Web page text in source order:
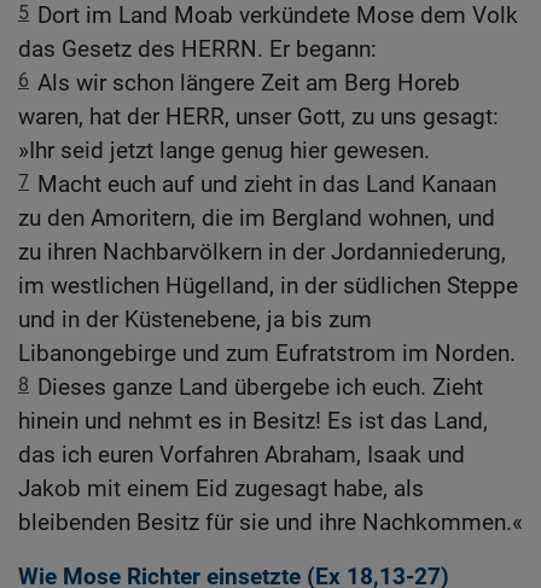
5 Dort im Land Moab verkündete Mose dem Volk
das Gesetz des HERRN. Er begann:
6 Als wir schon längere Zeit am Berg Horeb
waren, hat der HERR, unser Gott, zu uns gesagt:
»Ihr seid jetzt lange genug hier gewesen.
7 Macht euch auf und zieht in das Land Kanaan
zu den Amoritern, die im Bergland wohnen, und
zu ihren Nachbarvölkern in der Jordanniederung,
im westlichen Hügelland, in der südlichen Steppe
und in der Küstenebene, ja bis zum
Libanongebirge und zum Eufratstrom im Norden.
8 Dieses ganze Land übergebe ich euch. Zieht
hinein und nehmt es in Besitz! Es ist das Land,
das ich euren Vorfahren Abraham, Isaak und
Jakob mit einem Eid zugesagt habe, als
bleibenden Besitz für sie und ihre Nachkommen.«
Wie Mose Richter einsetzte (Ex 18,13-27)